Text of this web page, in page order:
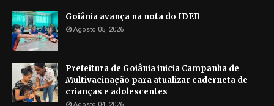
Goiânia avança na nota do IDEB
Agosto 05, 2026
Prefeitura de Goiânia inicia Campanha de
Multivacinação para atualizar caderneta de
crianças e adolescentes